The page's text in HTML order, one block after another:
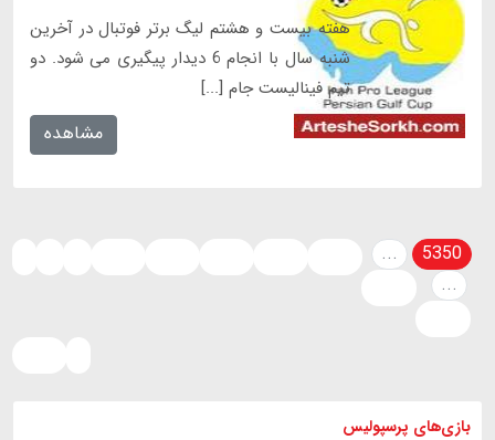
هفته بیست و هشتم لیگ برتر فوتبال در آخرین
شنبه سال با انجام 6 دیدار پیگیری می شود. دو
تیم فینالیست جام [...]
مشاهده
... 5350
...
بازی های پرسپولیس